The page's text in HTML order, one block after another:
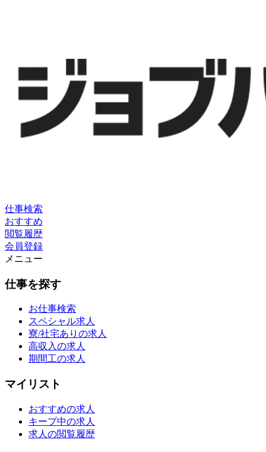
仕事検索
おすすめ
閲覧履歴
会員登録
メニュー
仕事を探す
お仕事検索
スペシャル求人
寮/社宅ありの求人
高収入の求人
期間工の求人
マイリスト
おすすめの求人
キープ中の求人
求人の閲覧履歴